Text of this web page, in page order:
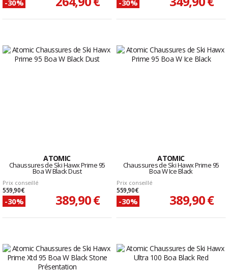
-30% -30%
ATOMIC
Chaussures de Ski Hawx Prime 95
Boa W Black Dust
Prix conseillé
559,90 €
-30% 389,90 €
ATOMIC
Chaussures de Ski Hawx Prime 95
Boa W Ice Black
Prix conseillé
559,90 €
-30% 389,90 €